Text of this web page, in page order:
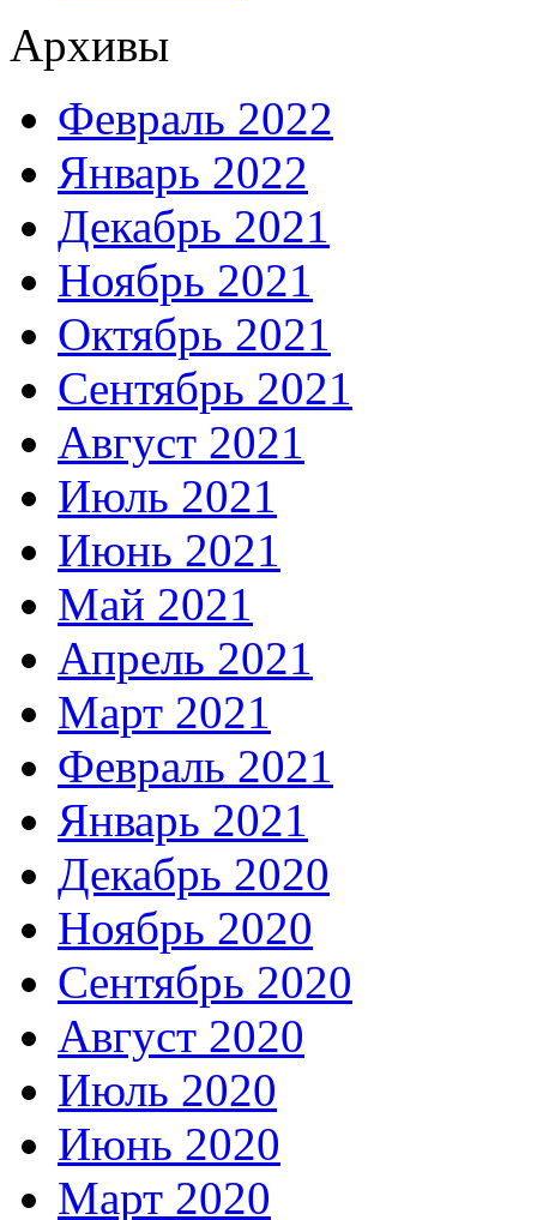
Архивы
Февраль 2022
Январь 2022
Декабрь 2021
Ноябрь 2021
Октябрь 2021
Сентябрь 2021
Август 2021
Июль 2021
Июнь 2021
Май 2021
Апрель 2021
Март 2021
Февраль 2021
Январь 2021
Декабрь 2020
Ноябрь 2020
Сентябрь 2020
Август 2020
Июль 2020
Июнь 2020
Март 2020